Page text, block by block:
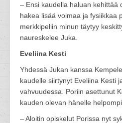
– Ensi kaudella haluan kehittää
hakea lisää voimaa ja fysiikkaa
merkkipeliin minun täytyy
naureskelee Juka.
Eveliina Kesti
Yhdessä Jukan kanssa
kaudelle siirtynyt Eveliina Kesti
vahvuudessa. Poriin asettunut
kauden olevan hänelle
– Aloitin opiskelut Porissa nyt